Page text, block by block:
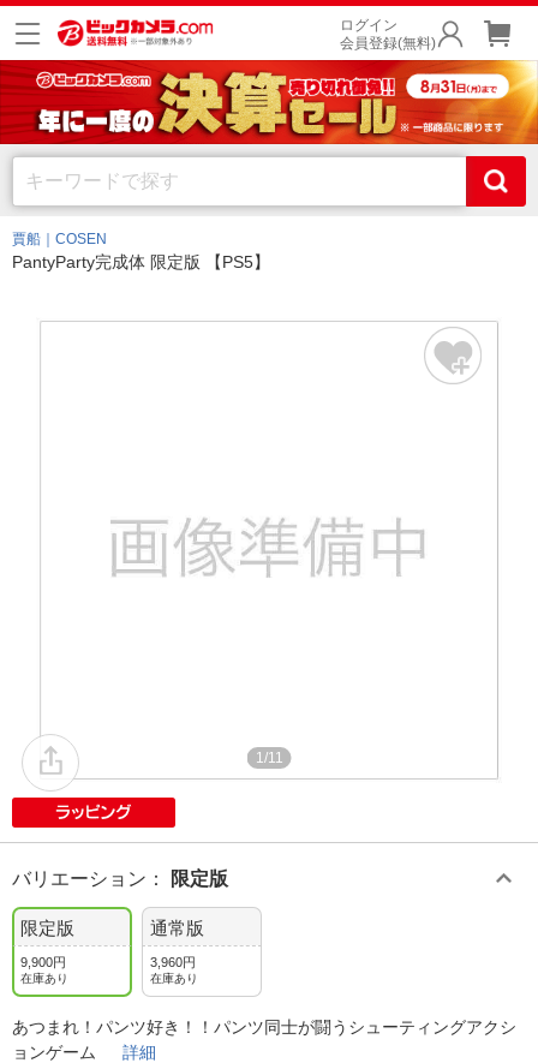
ログイン
会員登録(無料)
賈船｜COSEN
PantyParty完成体 限定版 【PS5】
1/11
バリエーション ： 限定版
限定版
9,900円
在庫あり
通常版
3,960円
在庫あり
あつまれ！パンツ好き！！パンツ同士が闘うシューティングアクシ
ョンゲーム 詳細